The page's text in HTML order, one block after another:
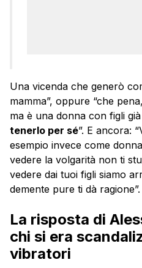
Una vicenda che generò
mamma”, oppure “che
ma è una donna con figli
tenerlo per sé”. E ancora:
esempio invece come
vedere la volgarità non ti
vedere dai tuoi figli siamo
demente pure ti dà ragione”.
La risposta di
chi si era
vibratori